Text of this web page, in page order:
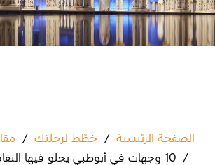
نشاطات لا تفوّتها في
خطّط لرحلتك
الصفحة الرئيسية / خطّط لرحلتك /
/ 10 وجهات في أبوظبي يحلو فيها التقاط أجمل الصور